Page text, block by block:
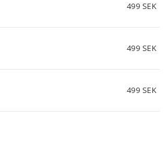
499 SEK
499 SEK
499 SEK